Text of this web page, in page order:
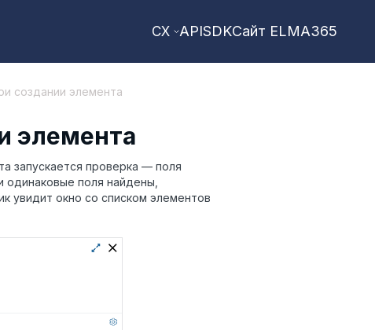
CX APISDKСайт ELMA365
создании элемента
элемента
запускается проверка — поля
одинаковые поля найдены,
увидит окно со списком элементов